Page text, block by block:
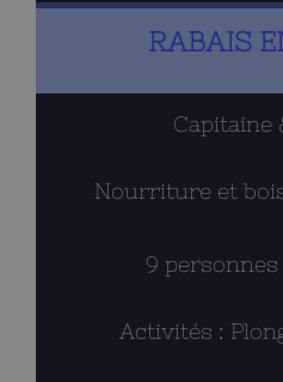
RABAIS
Capitaine
Nourriture et
9
Activités :